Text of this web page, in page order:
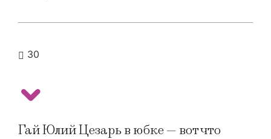
30
Гай Юлий Цезарь в юбке — вот что